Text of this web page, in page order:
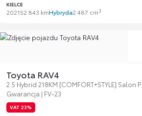
KIELCE
202152 843 kmHybryda2 487 cm3
Toyota RAV4
2.5 Hybrid 218KM [COMFORT+STYLE] Salon
Gwarancja | FV-23
VAT 23%